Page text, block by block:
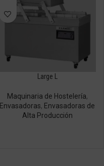
Large L
Maquinaria de Hostelería,
Envasadoras, Envasadoras de
Alta Producción